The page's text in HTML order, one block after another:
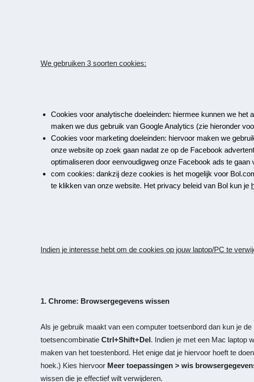
We gebruiken 3 soorten cookies:
Cookies voor analytische doeleinden: hiermee kunnen we het
maken we dus gebruik van Google Analytics (zie hieronder
Cookies voor marketing doeleinden: hiervoor maken we
onze website op zoek gaan nadat ze op de Facebook
optimaliseren door eenvoudigweg onze Facebook ads te
com cookies: dankzij deze cookies is het mogelijk voor
te klikken van onze website. Het privacy beleid van Bol kun je
Indien je interesse hebt om de cookies op jouw laptop/PC te
1. Chrome: Browsergegevens wissen
Als je gebruik maakt van een computer toetsenbord dan kun je
toetsencombinatieCtrl+Shift+Del. Indien je met een Mac laptop
maken van het toestenbord. Het enige dat je hiervoor hoeft te
hoek.) Kies hiervoor Meer toepassingen > wis
wissen die je effectief wilt verwijderen.